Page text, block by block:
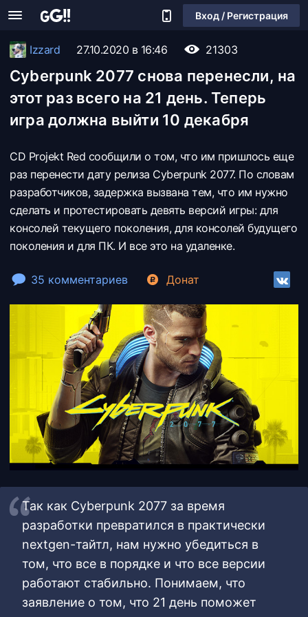
Вход / Регистрация
Izzard 27.10.2020 в 16:46 21303
Cyberpunk 2077 снова перенесли, на
этот раз всего на 21 день. Теперь
игра должна выйти 10 декабря
CD Projekt Red сообщили о том, что им пришлось еще
раз перенести дату релиза Cyberpunk 2077. По словам
разработчиков, задержка вызвана тем, что им нужно
сделать и протестировать девять версий игры: для
консолей текущего поколения, для консолей будущего
поколения и для ПК. И все это на удаленке.
35 комментариев Донат
Так как Cyberpunk 2077 за время
разработки превратился в практически
nextgen-тайтл, нам нужно убедиться в
том, что все в порядке и что все версии
работают стабильно. Понимаем, что
заявление о том, что 21 день поможет